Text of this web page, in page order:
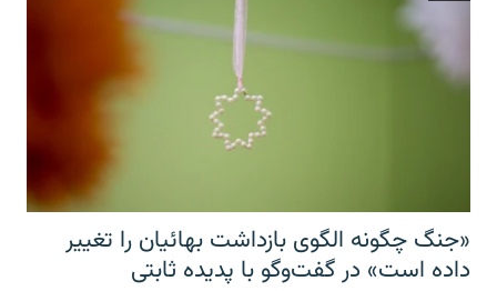
«جنگ چگونه الگوی بازداشت بهائیان را تغییر
داده است» در گفت‌وگو با پدیده ثابتی